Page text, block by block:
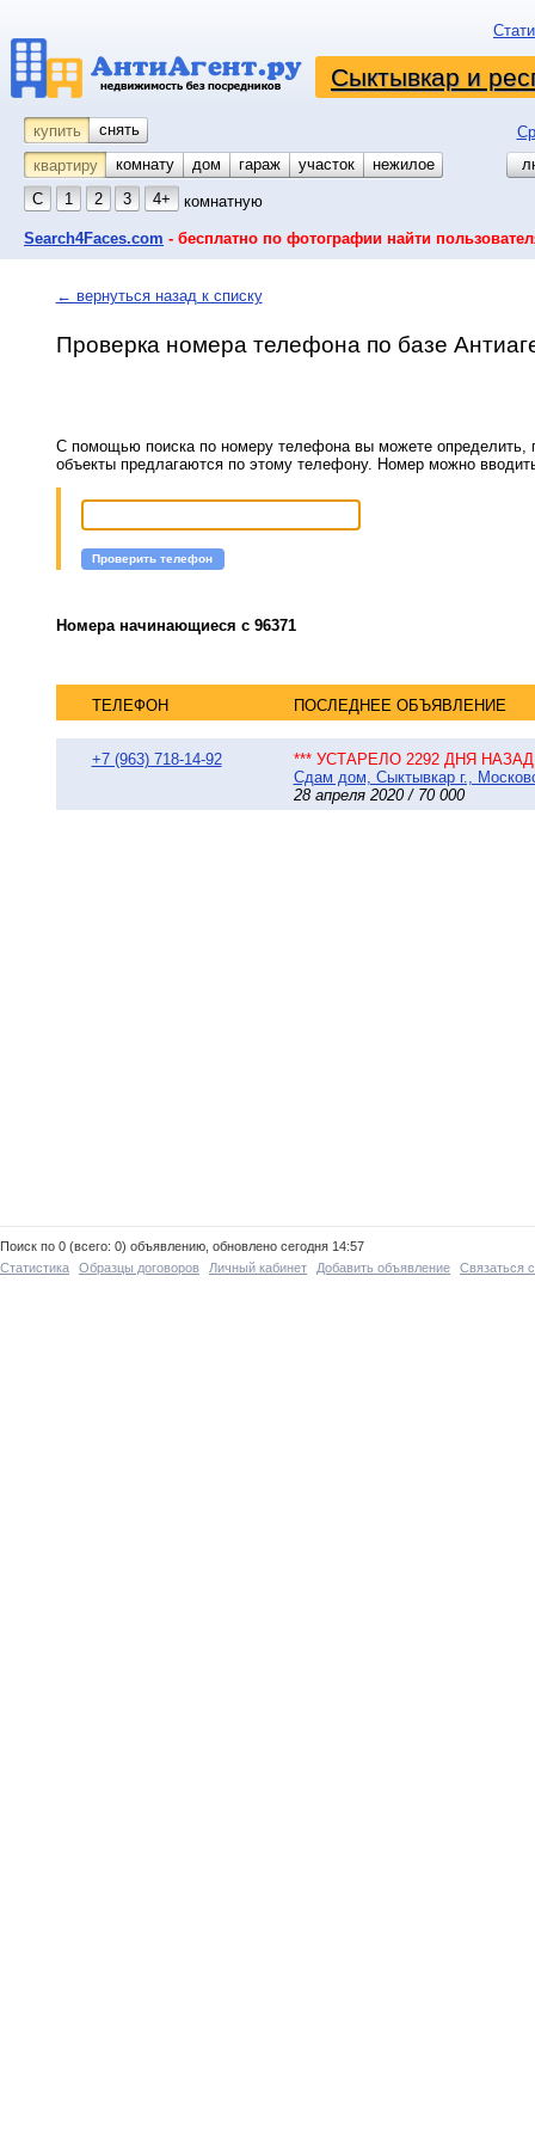
Сыктывкар и
купить снять
квартиру
комнату койко-место
дом гараж участок
нежилое
С
1 2 3 4+ комнатную
Search4Faces.com - бесплатно по фотографии найти
← вернуться назад к списку
Проверка номера телефона по базе
С помощью поиска по номеру телефона вы можете определить,
объекты предлагаются по этому телефону. Номер можно
Проверить телефон
Номера начинающиеся с 96371
ТЕЛЕФОН ПОСЛЕДНЕЕ ОБЪЯВЛЕНИЕ
+7 (963) 718-14-92
*** УСТАРЕЛО 2292 ДНЯ НАЗАД
Сдам дом, Сыктывкар г.,
28 апреля 2020 / 70 000
Поиск по 0 (всего: 0) объявлению, обновлено сегодня 14:57
Статистика
Образцы договоров Личный кабинет Добавить объявление Связаться